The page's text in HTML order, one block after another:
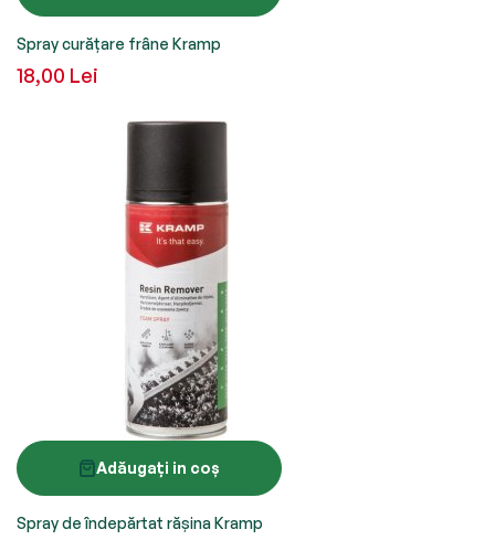
Spray curățare frâne Kramp
18,00 Lei
Adăugați in coș
Spray de îndepărtat rășina Kramp